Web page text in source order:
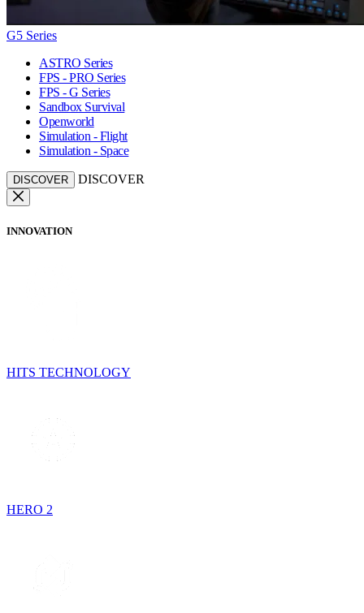
G5 Series
ASTRO Series
FPS - PRO Series
FPS - G Series
Sandbox Survival
Openworld
Simulation - Flight
Simulation - Space
DISCOVER DISCOVER
INNOVATION
HITS TECHNOLOGY
HERO 2